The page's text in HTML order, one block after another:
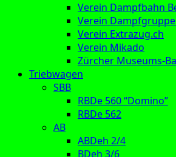
Verein Dampfbahn
Verein
Verein Extrazug.ch
Verein Mikado
Zürcher Museums-
Triebwagen
SBB
RBDe 560 “Domino”
RBDe 562
AB
ABDeh 2/4
BDeh 3/6